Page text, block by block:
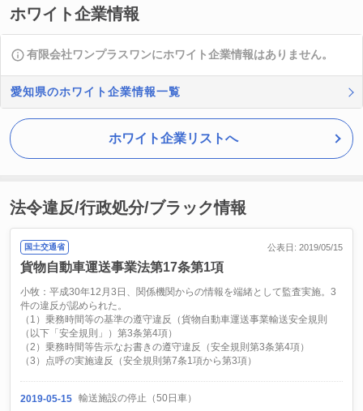
ホワイト企業情報
有限会社ワンプラスワンにホワイト企業情報はありません。
愛知県のホワイト企業情報一覧
ホワイト企業リストへ
法令違反/行政処分/ブラック情報
公表日: 2019/05/15
国土交通省
貨物自動車運送事業法第17条第1項
小牧：平成30年12月3日、関係機関からの情報を端緒として監査実施。3
件の違反が認められた。
（1）乗務時間等の基準の遵守違反（貨物自動車運送事業輸送安全規則
（以下「安全規則」）第3条第4項）
（2）乗務時間等告示なお書きの遵守違反（安全規則第3条第4項）
（3）点呼の実施違反（安全規則第7条1項から第3項）
2019-05-15 輸送施設の停止（50日車）